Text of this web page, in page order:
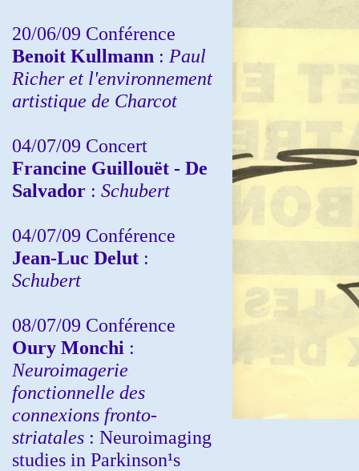
20/06/09 Conférence
Benoit Kullmann : Paul
Richer et l'environnement
artistique de Charcot
04/07/09 Concert
Francine Guillouët - De
Salvador : Schubert
04/07/09 Conférence
Jean-Luc Delut :
Schubert
08/07/09 Conférence
Oury Monchi :
Neuroimagerie
fonctionnelle des
connexions fronto-
striatales : Neuroimaging
studies in Parkinson¹s